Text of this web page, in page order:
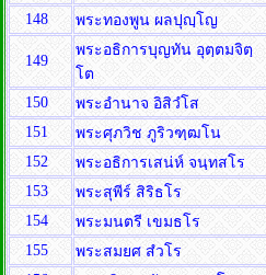
148
พระทองพูน ผลปุญฺโญ
149
พระอธิการบุญทัน อุตฺตมจิตฺ
โต
150 พระอำนาจ อิสิวํโส
151
พระศุภวิช ภูริวฑฺฒโน
152
พระอธิการเสน่ห์ จนฺทสโร
153
พระสุพีร์ สิริธโร
154
พระมนตรี เขมธโร
155
พระสมยศ สํวโร